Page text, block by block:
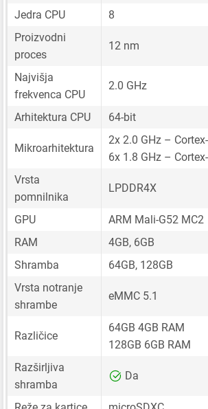
Jedra CPU
8
Proizvodni
proces
12 nm
Najvišja
frekvenca CPU
2.0 GHz
Arhitektura CPU 64-bit
Mikroarhitektura
2x 2.0 GHz –
6x 1.8 GHz –
Vrsta
pomnilnika
LPDDR4X
GPU
ARM Mali-G52 MC2
RAM
4GB, 6GB
Shramba
64GB, 128GB
Vrsta notranje
shrambe
eMMC 5.1
Različice
64GB 4GB RAM
128GB 6GB RAM
Razširljiva
shramba
Da